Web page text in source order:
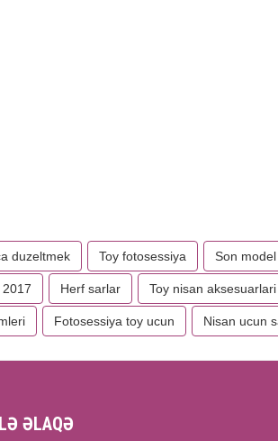
duzeltmek Toy fotosessiya Son
Herf sarlar Toy nisan
Fotosessiya toy ucun Nisan ucun
ƏLAQƏ